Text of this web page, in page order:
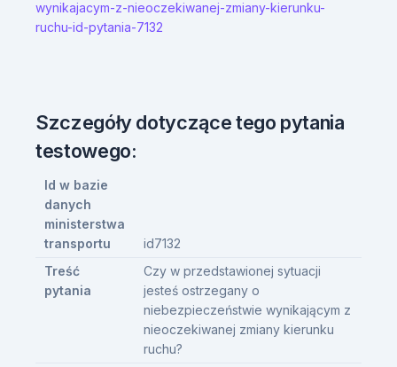
wynikajacym-z-nieoczekiwanej-zmiany-kierunku-
ruchu-id-pytania-7132
Szczegóły dotyczące tego pytania
testowego:
Id w bazie
danych
ministerstwa
transportu
id7132
Treść
pytania
Czy w przedstawionej sytuacji
jesteś ostrzegany o
niebezpieczeństwie wynikającym z
nieoczekiwanej zmiany kierunku
ruchu?